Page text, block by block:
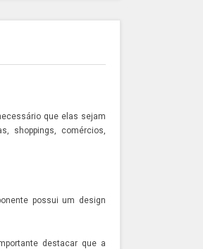
que elas sejam
shoppings, comércios,
possui um design
destacar que a